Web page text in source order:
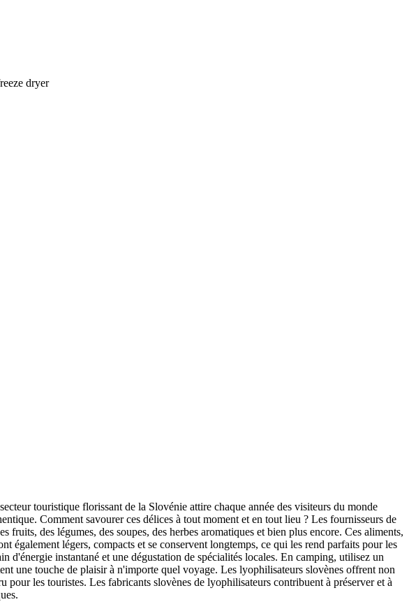
dryer
touristique florissant de la Slovénie attire chaque année des visiteurs du monde
Comment savourer ces délices à tout moment et en tout lieu ? Les fournisseurs de
des légumes, des soupes, des herbes aromatiques et bien plus encore. Ces aliments,
également légers, compacts et se conservent longtemps, ce qui les rend parfaits pour les
instantané et une dégustation de spécialités locales. En camping, utilisez un
une touche de plaisir à n'importe quel voyage. Les lyophilisateurs slovènes offrent non
les touristes. Les fabricants slovènes de lyophilisateurs contribuent à préserver et à